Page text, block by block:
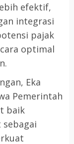
efektif,
integrasi
pajak
optimal
Eka
Pemerintah
baik
sebagai